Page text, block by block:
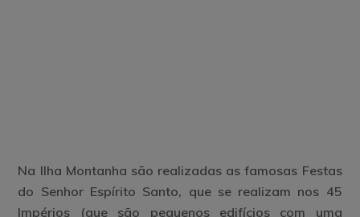
Na Ilha Montanha são realizadas as famosas Festas
do Senhor Espírito Santo, que se realizam nos 45
Impérios (que são pequenos edifícios com uma